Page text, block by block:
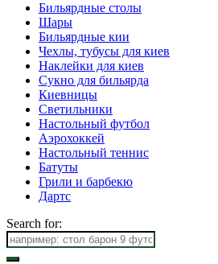
Бильярдные столы
Шары
Бильярдные кии
Чехлы, тубусы для киев
Наклейки для киев
Сукно для бильярда
Киевницы
Светильники
Настольный футбол
Аэрохоккей
Настольный теннис
Батуты
Грили и барбекю
Дартс
Search for: